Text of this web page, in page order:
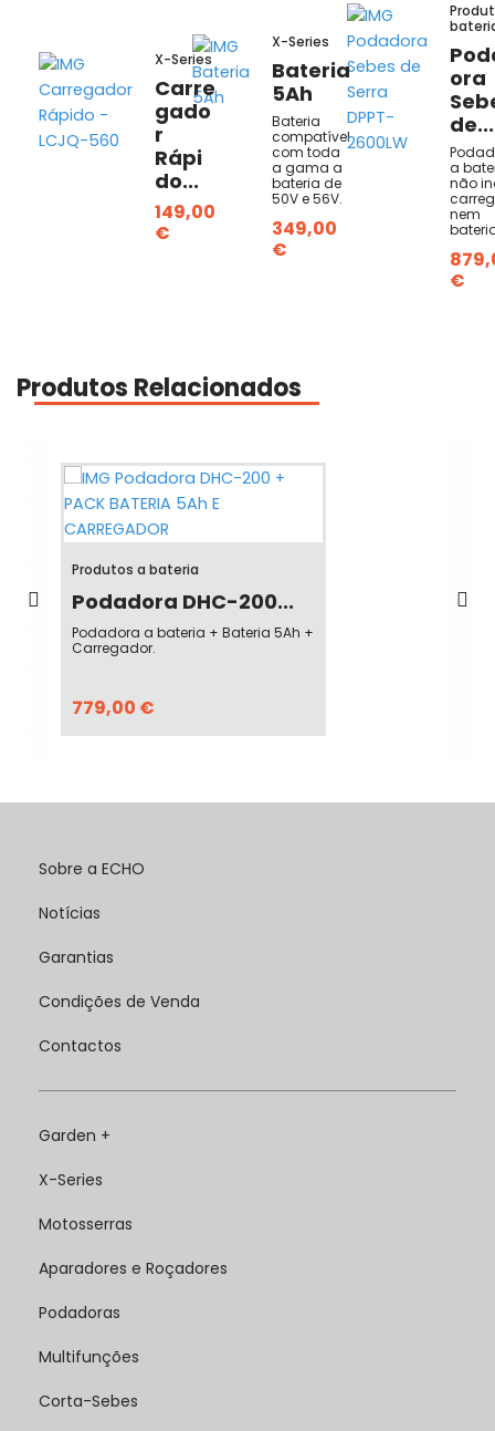
X-Series
Carre
gado
r
Rápi
do...
149,00
€
X-Series
Bateria
5Ah
Bateria
compatível
com toda
a gama a
bateria de
50V e 56V.
349,00
€
ora
de...
a
não
nem
€
Produtos Relacionados
Produtos a bateria
Podadora DHC-200...
Podadora a bateria + Bateria 5Ah +
Carregador.
779,00 €
Sobre a ECHO
Notícias
Garantias
Condições de Venda
Contactos
Garden +
X-Series
Motosserras
Aparadores e Roçadores
Podadoras
Multifunções
Corta-Sebes